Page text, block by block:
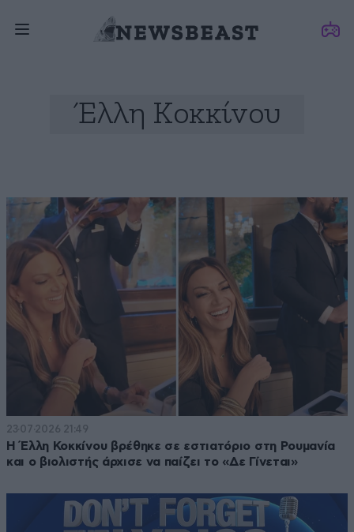
Έλλη Κοκκίνου
23·07·2026 21:49
Η Έλλη Κοκκίνου βρέθηκε σε εστιατόριο στη Ρουμανία
και ο βιολιστής άρχισε να παίζει το «Δε Γίνεται»